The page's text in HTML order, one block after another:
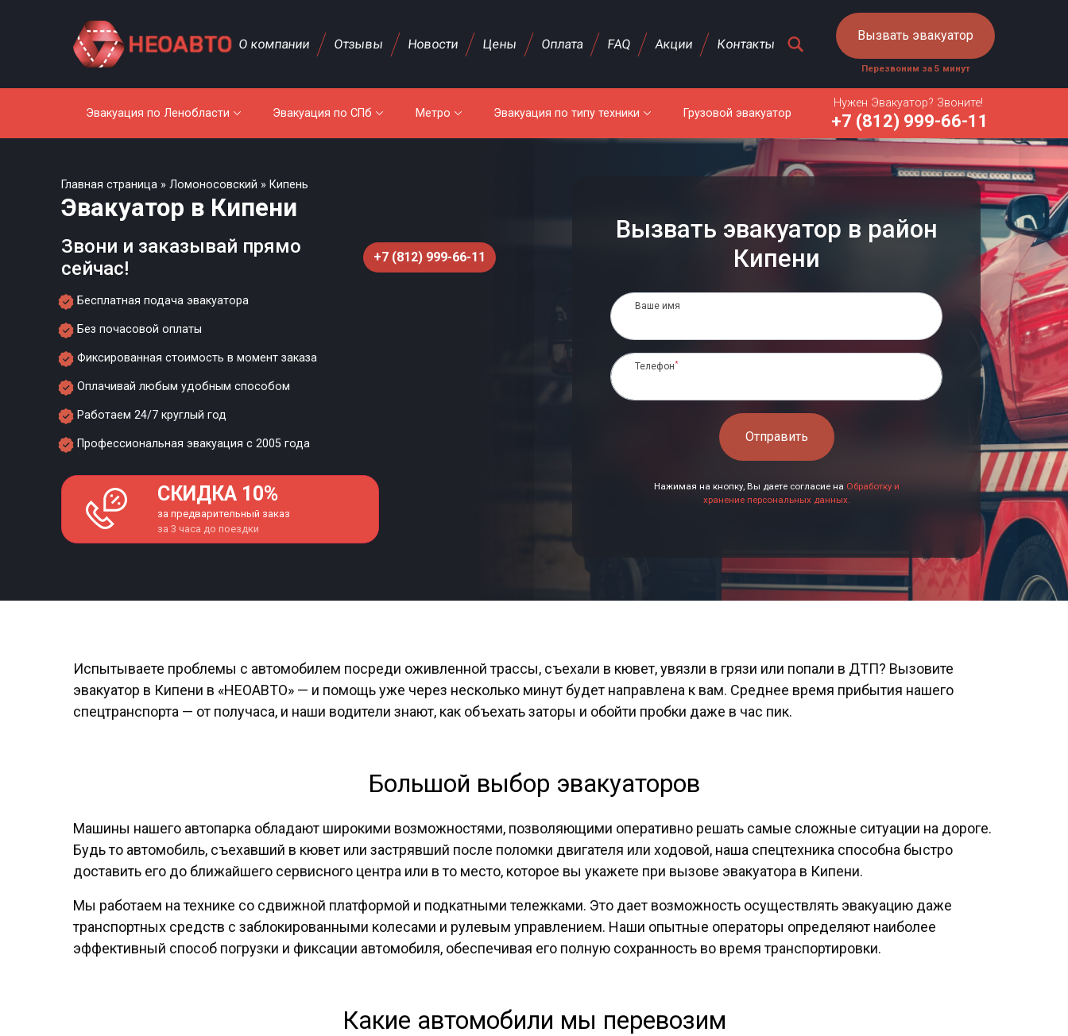
Вызвать эвакуатор
Перезвоним за 5 минут
О компании Отзывы Новости Цены Оплата FAQ Акции Контакты
Эвакуация по Ленобласти Эвакуация по СПб Метро Эвакуация по типу техники Грузовой эвакуатор
Нужен Эвакуатор? Звоните!
+7 (812) 999-66-11
Главная страница » Ломоносовский » Кипень
Эвакуатор в Кипени
Звони и заказывай прямо
сейчас!
+7 (812) 999-66-11
Бесплатная подача эвакуатора
Без почасовой оплаты
Фиксированная стоимость в момент заказа
Оплачивай любым удобным способом
Работаем 24/7 круглый год
Профессиональная эвакуация с 2005 года
СКИДКА 10%
за предварительный заказ
за 3 часа до поездки
Вызвать эвакуатор в район
Кипени
Ваше имя
Телефон*
Отправить
Нажимая на кнопку, Вы даете согласие на Обработку и
хранение персональных данных.
Испытываете проблемы с автомобилем посреди оживленной трассы, съехали в кювет, увязли в грязи или попали в ДТП? Вызовите
эвакуатор в Кипени в «НЕОАВТО» — и помощь уже через несколько минут будет направлена к вам. Среднее время прибытия нашего
спецтранспорта — от получаса, и наши водители знают, как объехать заторы и обойти пробки даже в час пик.
Большой выбор эвакуаторов
Машины нашего автопарка обладают широкими возможностями, позволяющими оперативно решать самые сложные ситуации на дороге.
Будь то автомобиль, съехавший в кювет или застрявший после поломки двигателя или ходовой, наша спецтехника способна быстро
доставить его до ближайшего сервисного центра или в то место, которое вы укажете при вызове эвакуатора в Кипени.
Мы работаем на технике со сдвижной платформой и подкатными тележками. Это дает возможность осуществлять эвакуацию даже
транспортных средств с заблокированными колесами и рулевым управлением. Наши опытные операторы определяют наиболее
эффективный способ погрузки и фиксации автомобиля, обеспечивая его полную сохранность во время транспортировки.
Какие автомобили мы перевозим